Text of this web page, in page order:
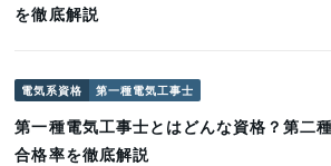
を徹底解説
電気系資格 第一種電気工事士
第一種電気工事士とはどんな資格？第二
合格率を徹底解説